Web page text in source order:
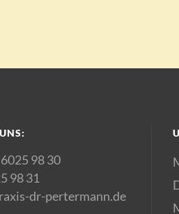
98 30
98 31
dr-pertermann.de